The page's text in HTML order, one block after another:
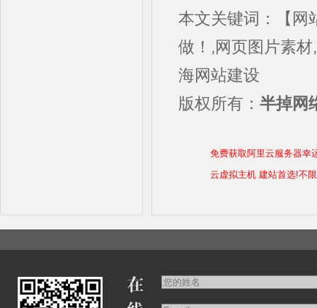
本文关键词：【网
做！,网页图片素
海网站建设
版权所有： 半掉网
免费获取阿里云服务器幸
云虚拟主机 建站首选!不